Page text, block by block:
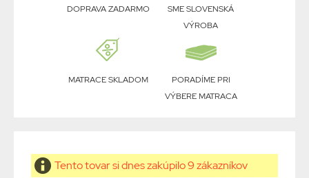
DOPRAVA ZADARMO
SME SLOVENSKÁ
VÝROBA
MATRACE SKLADOM
PORADÍME PRI
VÝBERE MATRACA
Tento tovar si dnes zakúpilo 9 zákazníkov